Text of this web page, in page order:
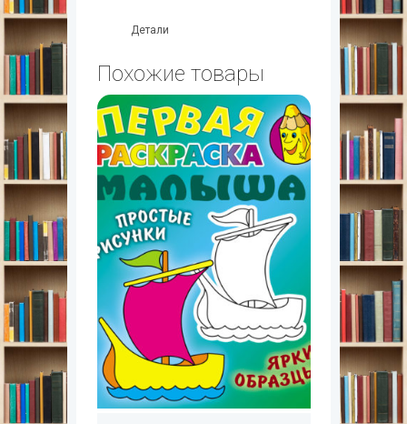
Детали
Похожие товары